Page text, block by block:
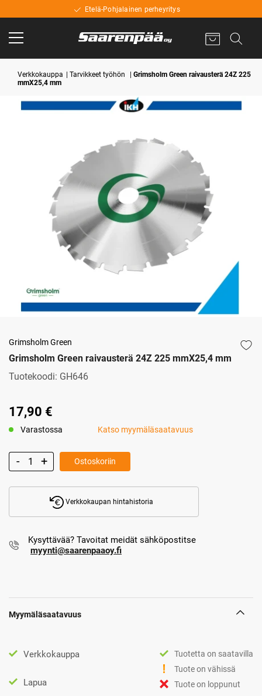
Etelä-Pohjalainen perheyritys
Verkkokauppa Tarvikkeet työhön
Grimsholm Green raivausterä 24Z 225
mmX25,4 mm
Grimsholm Green
Grimsholm Green raivausterä 24Z 225 mmX25,4 mm
Tuotekoodi: GH646
17,90 €
Varastossa Katso myymäläsaatavuus
Ostoskoriin
Verkkokaupan hintahistoria
Kysyttävää? Tavoitat meidät sähköpostitse
myynti@saarenpaaoy.fi
Myymäläsaatavuus
Verkkokauppa
Lapua
Tuotetta on saatavilla
Tuote on vähissä
Tuote on loppunut